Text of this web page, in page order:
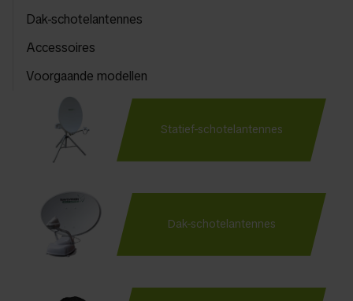
Dak-schotelantennes
Accessoires
Voorgaande modellen
Statief-schotelantennes
Dak-schotelantennes